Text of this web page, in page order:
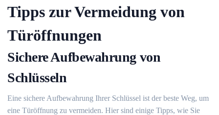
Tipps zur Vermeidung von
Türöffnungen
Sichere Aufbewahrung von
Schlüsseln
Eine sichere Aufbewahrung Ihrer Schlüssel ist der beste Weg, um
eine Türöffnung zu vermeiden. Hier sind einige Tipps, wie Sie